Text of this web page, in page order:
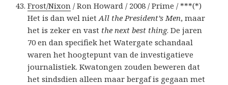
Frost/Nixon / Ron Howard / 2008 / Prime / ***(*)
Het is dan wel nietAll the President’s Men, maar
het is zeker en vast the next best thing. De jaren
70 en dan specifiek het Watergate schandaal
waren het hoogtepunt van de investigatieve
journalistiek. Kwatongen zouden beweren dat
het sindsdien alleen maar bergaf is gegaan met